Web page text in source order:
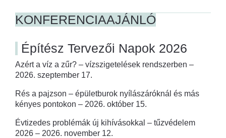
KONFERENCIAAJÁNLÓ
Építész Tervezői Napok 2026
Azért a víz a zűr? – vízszigetelések rendszerben –
2026. szeptember 17.
Rés a pajzson – épületburok nyílászáróknál és más
kényes pontokon – 2026. október 15.
Évtizedes problémák új kihívásokkal – tűzvédelem
2026 – 2026. november 12.